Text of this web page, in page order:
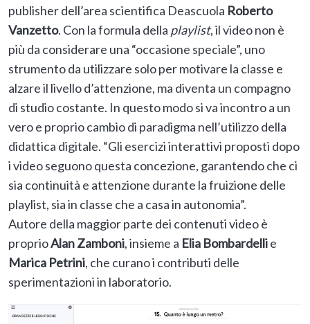
publisher dell’area scientifica Deascuola Roberto
Vanzetto. Con la formula della playlist, il video non è
più da considerare una “occasione speciale”, uno
strumento da utilizzare solo per motivare la classe e
alzare il livello d’attenzione, ma diventa un compagno
di studio costante. In questo modo si va incontro a un
vero e proprio cambio di paradigma nell’utilizzo della
didattica digitale. “Gli esercizi interattivi proposti dopo
i video seguono questa concezione, garantendo che ci
sia continuità e attenzione durante la fruizione delle
playlist, sia in classe che a casa in autonomia”.
Autore della maggior parte dei contenuti video è
proprioAlan Zamboni, insieme a Elia Bombardellie
Marica Petrini, che curano i contributi delle
sperimentazioni in laboratorio.